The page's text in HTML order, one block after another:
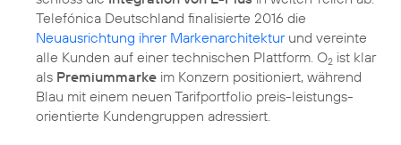
Telefónica Deutschland finalisierte 2016 die
Neuausrichtung ihrer Markenarchitekturund vereinte
alle Kunden auf einer technischen Plattform. O2 ist klar
als Premiummarke im Konzern positioniert, während
Blau mit einem neuen Tarifportfolio preis-leistungs-
orientierte Kundengruppen adressiert.